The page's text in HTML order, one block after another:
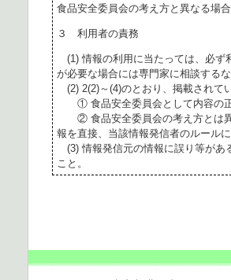
食品安全委員会の考え方と異なる場合
３ 利用者の責務
(1) 情報の利用に当たっては、必ず
が必要な場合には専門家に相談する
(2) 2(2)～(4)のとおり、掲載されて
① 食品安全委員会として内容の正
② 食品安全委員会の考え方とは異
報を直接、当該情報発信者のルール
(3) 情報発信元の情報に誤り等があ
こと。